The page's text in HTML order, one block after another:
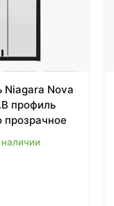
Niagara Nova
профиль
прозрачное